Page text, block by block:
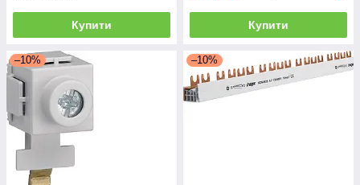
Купити Купити
–10% –10%